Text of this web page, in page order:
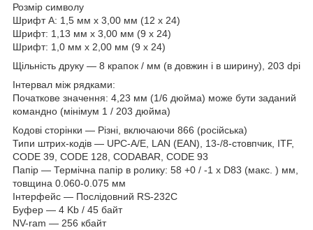
Розмір символу
Шрифт А: 1,5 мм х 3,00 мм (12 х 24)
Шрифт: 1,13 мм х 3,00 мм (9 х 24)
Шрифт: 1,0 мм х 2,00 мм (9 х 24)
Щільність друку — 8 крапок / мм (в довжин і в ширину), 203 dpi
Інтервал між рядками:
Початкове значення: 4,23 мм (1/6 дюйма) може бути заданий
командно (мінімум 1 / 203 дюйма)
Кодові сторінки — Різні, включаючи 866 (російська)
Типи штрих-кодів — UPC-A/E, LAN (EAN), 13-/8-стовпчик, ITF,
CODE 39, CODE 128, CODABAR, CODE 93
Папір — Термічна папір в ролику: 58 +0 / -1 х D83 (макс. ) мм,
товщина 0.060-0.075 мм
Інтерфейс — Послідовний RS-232C
Буфер — 4 Kb / 45 байт
NV-ram — 256 кбайт